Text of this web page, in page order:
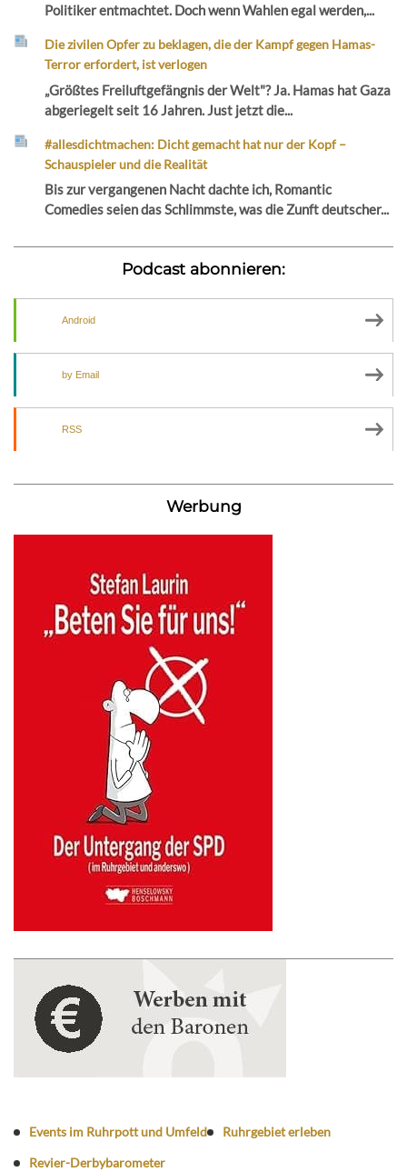
Politiker entmachtet. Doch wenn Wahlen egal werden,...
Die zivilen Opfer zu beklagen, die der Kampf gegen Hamas-
Terror erfordert, ist verlogen
„Größtes Freiluftgefängnis der Welt"? Ja. Hamas hat Gaza
abgeriegelt seit 16 Jahren. Just jetzt die...
#allesdichtmachen: Dicht gemacht hat nur der Kopf –
Schauspieler und die Realität
Bis zur vergangenen Nacht dachte ich, Romantic
Comedies seien das Schlimmste, was die Zunft deutscher...
Podcast abonnieren:
Android
by Email
RSS
Werbung
Events im Ruhrpott und Umfeld
Ruhrgebiet erleben
Revier-Derbybarometer